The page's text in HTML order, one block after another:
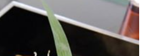
も幸せな家族がいっぱい生まれるのだ
気持ちになりました。人の集まるとこ
あるキッチン。それが、この
れば、もう最高ですね。
「お酒のおかわりを」「そろそろ、食
と母に伝達するのが役割で、子供なが
ているようで、嬉しくもありました。